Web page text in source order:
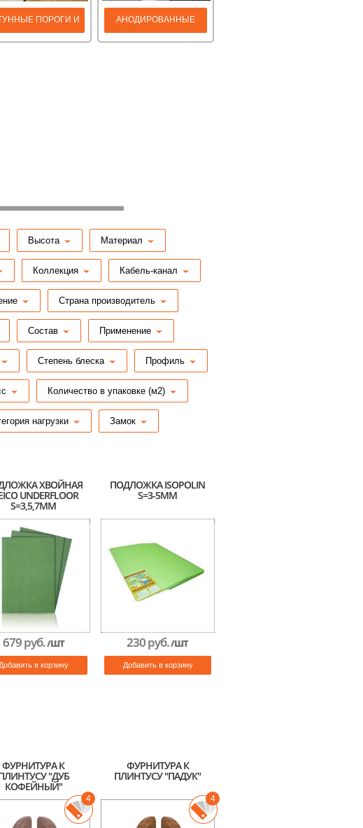
ПОРОГИ И
ПРОФИЛИ
АНОДИРОВАННЫЕ
УГОЛКИ
Высота Материал
Коллекция Кабель-канал
Страна производитель
Состав Применение
Степень блеска Профиль
Количество в упаковке (м2)
нагрузки Замок
ХВОЙНАЯ
UNDERFLOOR
S=3,5,7ММ
679 руб./ШТ
Добавить в корзину
ПОДЛОЖКА ISOPOLIN
S=3-5ММ
230 руб./ШТ
Добавить в корзину
ФУРНИТУРА К
"ДУБ
КОФЕЙНЫЙ"
4
ФУРНИТУРА К
ПЛИНТУСУ "ПАДУК"
4